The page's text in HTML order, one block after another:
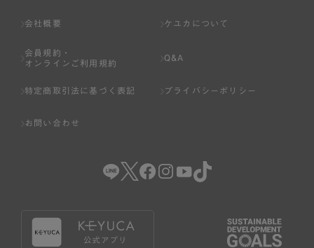
会社概要 ケユカについて
会員規約・
オンラインご利用規約
Q&A
特定商取引法に基づく表記 プライバシーポリシー
お問い合わせ